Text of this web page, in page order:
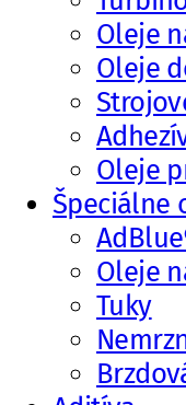
Oleje
Oleje
Oleje
Špeciálne
Oleje
Tuky